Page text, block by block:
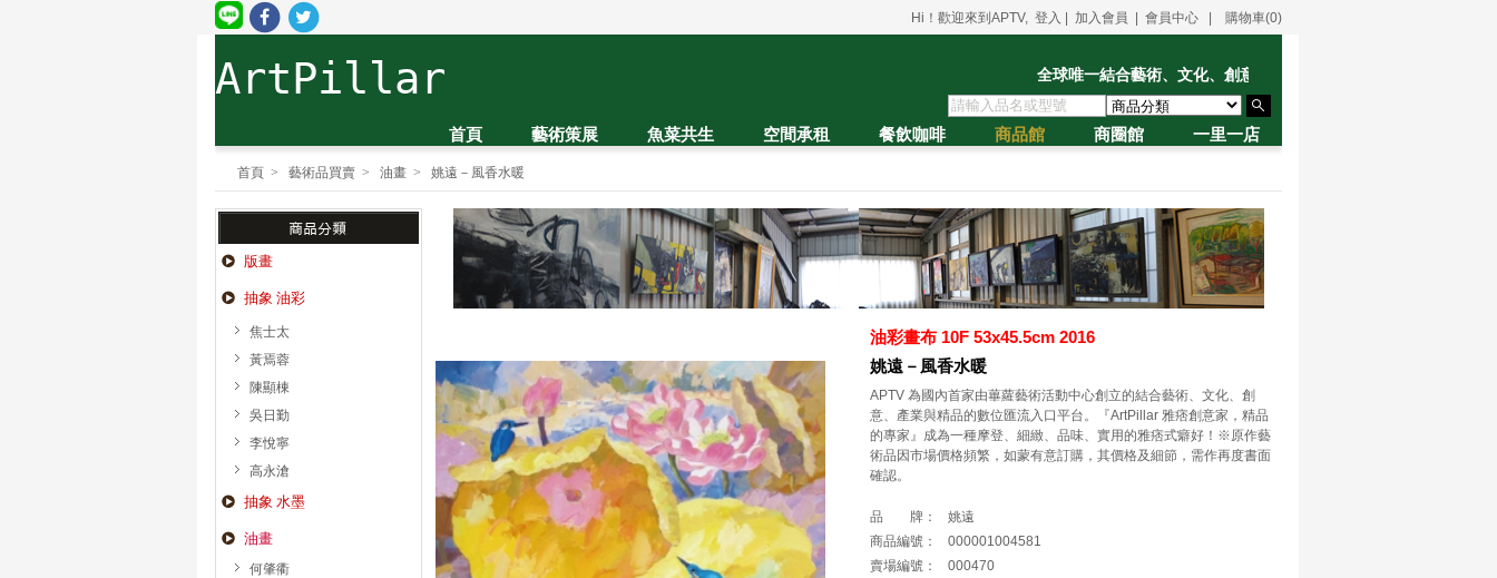
Hi！歡迎來到APTV, 登入 加入會員 會員中心 購物車(0)
ArtPillar 全球唯一結合藝術、文化、創意、產業、精品的數位匯流入口平台
首頁 藝術策展 魚菜共生 空間承租 餐飲咖啡 商品館 商圈館 一里一店
首頁 > 藝術品買賣 > 油畫 > 姚遠－風香水暖
版畫
抽象 油彩
焦士太
黃焉蓉
陳顯棟
吳日勤
李悅寧
高永滄
抽象 水墨
油畫
何肇衢
油彩畫布 10F 53x45.5cm 2016
姚遠－風香水暖
APTV 為國內首家由蓽蘿藝術活動中心創立的結合藝術、文化、創
意、產業與精品的數位匯流入口平台。『ArtPillar 雅痞創意家，精品
的專家』成為一種摩登、細緻、品味、實用的雅痞式癖好！※原作藝
術品因市場價格頻繁，如蒙有意訂購，其價格及細節，需作再度書面
確認。
品 牌：
姚遠
商品編號：
000001004581
賣場編號：
000470